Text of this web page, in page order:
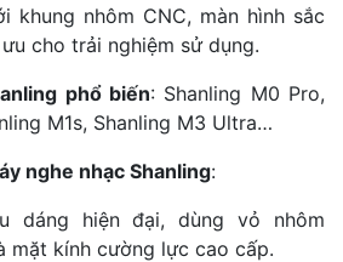
khung nhôm CNC, màn hình sắc
cho trải nghiệm sử dụng.
phổ biến: Shanling M0 Pro,
M1s, Shanling M3 Ultra…
nghe nhạc Shanling:
dáng hiện đại, dùng vỏ nhôm
mặt kính cường lực cao cấp.